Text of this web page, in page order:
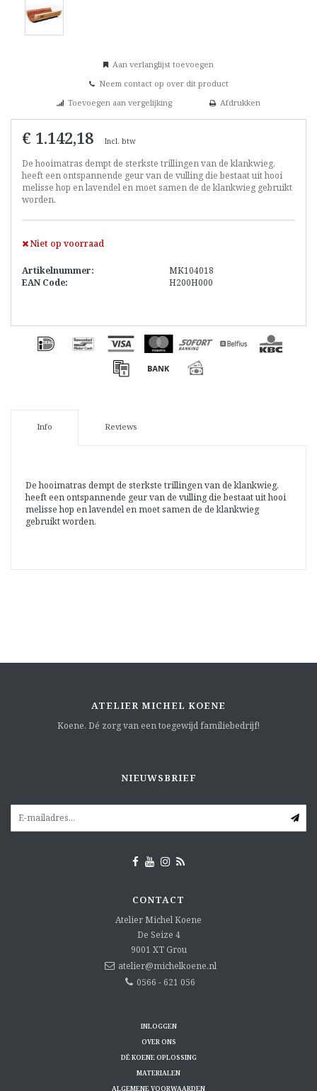
Aan verlanglijst toevoegen
Neem contact op over dit product
Toevoegen aan vergelijking
Afdrukken
€ 1.142,18 Incl. btw
De hooimatras dempt de sterkste trillingen van de klankwieg,
heeft een ontspannende geur van de vulling die bestaat uit hooi
melisse hop en lavendel en moet samen de de klankwieg gebruikt
worden.
Niet op voorraad
Artikelnummer:
MK104018
EAN Code:
H200H000
Info Reviews
De hooimatras dempt de sterkste trillingen van de klankwieg,
heeft een ontspannende geur van de vulling die bestaat uit hooi
melisse hop en lavendel en moet samen de de klankwieg
gebruikt worden.
ATELIER MICHEL KOENE
Koene. Dé zorg van een toegewijd familiebedrijf!
NIEUWSBRIEF
CONTACT
Atelier Michel Koene
De Seize 4
9001 XT Grou
atelier@michelkoene.nl
0566 - 621 056
INLOGGEN
OVER ONS
DÉ KOENE OPLOSSING
MATERIALEN
ALGEMENE VOORWAARDEN